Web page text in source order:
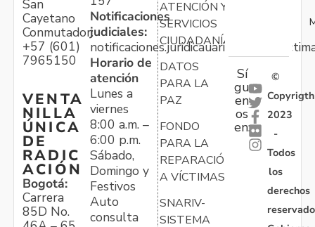
San
Cayetano
Conmutador:
+57 (601)
7965150
VENTA
NILLA
ÚNICA
DE
RADIC
ACIÓN
Bogotá:
Carrera
85D No.
Notificaciones
judiciales:
Horario de
atención
Lunes a
viernes
8:00 a.m. –
6:00 p.m.
Sábado,
Domingo y
Festivos
Auto
consulta
ATENCIÓN Y
SERVICIOS
CIUDADANÍA
DATOS
PARA LA
PAZ
FONDO
PARA LA
REPARACIÓN
A VÍCTIMAS
SNARIV-
SISTEMA
Sí
gu
en
os
en:
©
Copyrigth
2023
-
Todos
los
derechos